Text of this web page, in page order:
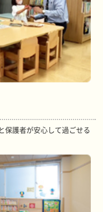
護者が安心して過ごせる